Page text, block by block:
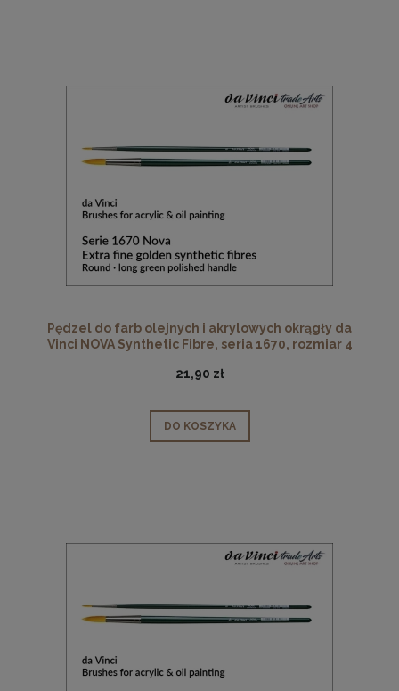
Pędzel do farb olejnych i akrylowych okrągły da
Vinci NOVA Synthetic Fibre, seria 1670, rozmiar 4
21,90 zł
DO KOSZYKA